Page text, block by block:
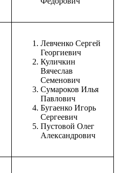
Левченко Сергей
Георгиевич
Куличкин
Вячеслав
Семенович
Сумароков Илья
Павлович
Бугаенко Игорь
Сергеевич
Пустовой Олег
Александрович